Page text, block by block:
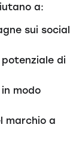
a:
sui social
di
modo
marchio a